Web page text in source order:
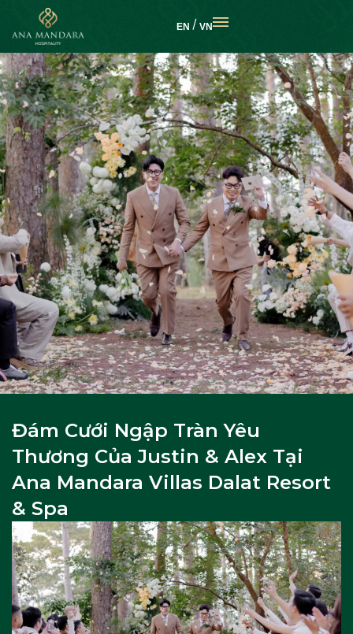
EN VN
Đám Cưới Ngập Tràn Yêu
Thương Của Justin & Alex Tại
Ana Mandara Villas Dalat Resort
& Spa